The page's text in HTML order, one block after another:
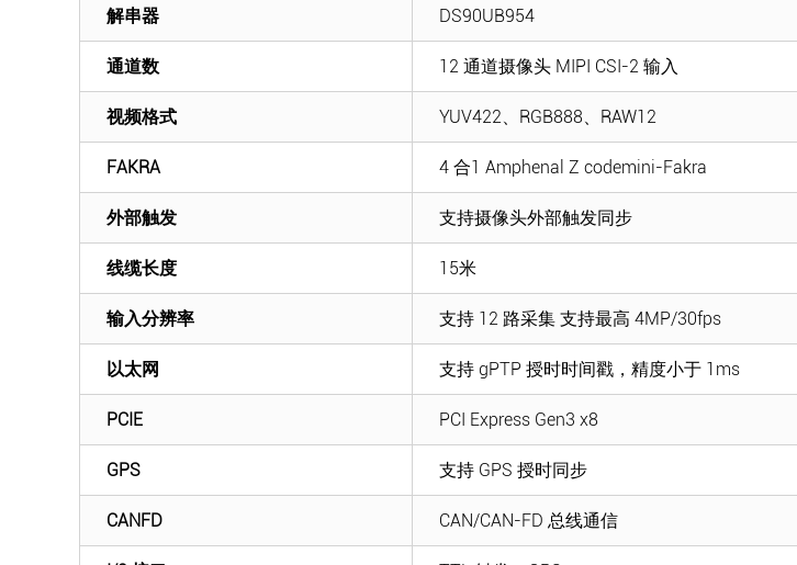
解串器 DS90UB954
通道数 12 通道摄像头 MIPI CSI-2 输入
视频格式 YUV422、RGB888、RAW12
FAKRA 4 合1 Amphenal Z codemini-Fakra
外部触发 支持摄像头外部触发同步
线缆长度 15米
输入分辨率 支持 12 路采集 支持最高 4MP/30fps
以太网 支持 gPTP 授时时间戳，精度小于 1ms
PCIE PCI Express Gen3 x8
GPS 支持 GPS 授时同步
CANFD CAN/CAN-FD 总线通信